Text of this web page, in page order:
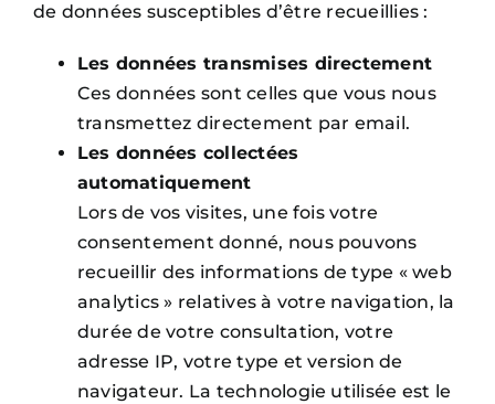
de données susceptibles d’être recueillies :
Les données transmises directement
Ces données sont celles que vous nous
transmettez directement par email.
Les données collectées
automatiquement
Lors de vos visites, une fois votre
consentement donné, nous pouvons
recueillir des informations de type « web
analytics » relatives à votre navigation, la
durée de votre consultation, votre
adresse IP, votre type et version de
navigateur. La technologie utilisée est le